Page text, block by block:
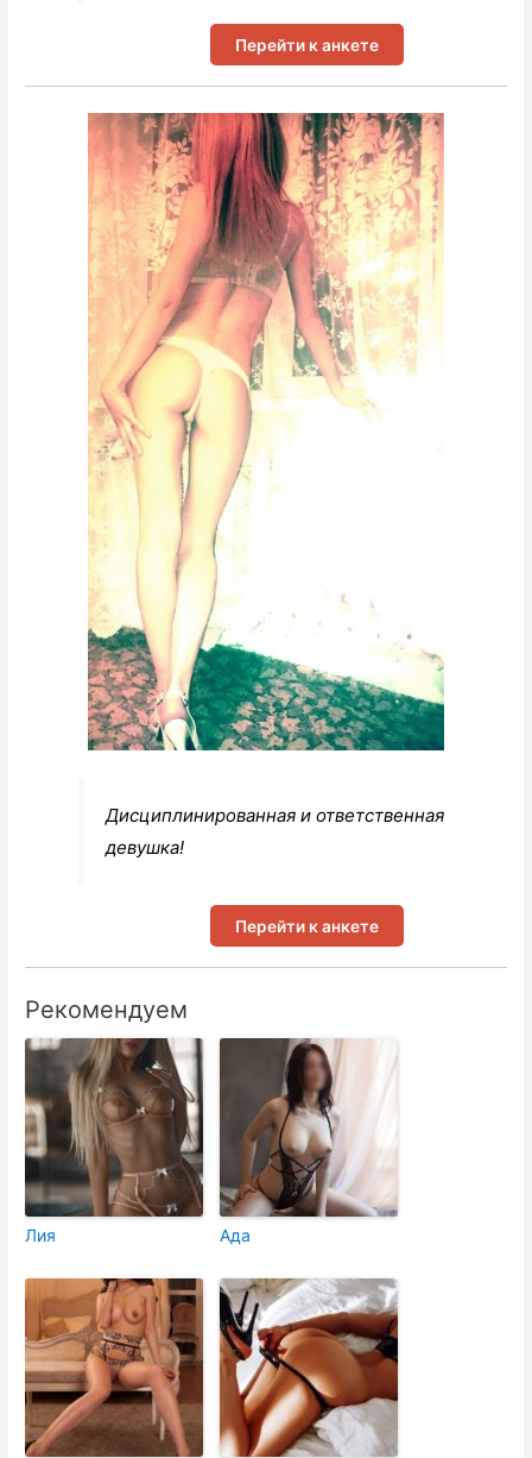
Перейти к анкете
Дисциплинированная и ответственная
девушка!
Перейти к анкете
Рекомендуем
Лия Ада